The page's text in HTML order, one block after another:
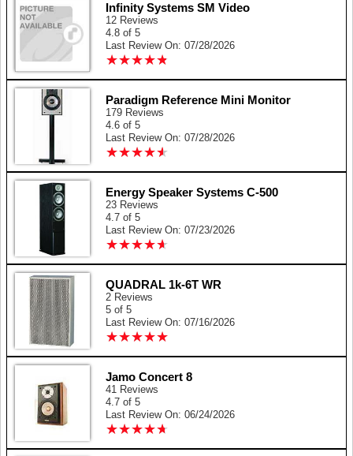
Infinity Systems SM Video
12 Reviews
4.8 of 5
Last Review On: 07/28/2026
★★★★★
★★★★★
Paradigm Reference Mini Monitor
179 Reviews
4.6 of 5
Last Review On: 07/28/2026
★★★★★
★★★★★
Energy Speaker Systems C-500
23 Reviews
4.7 of 5
Last Review On: 07/23/2026
★★★★★
★★★★★
QUADRAL 1k-6T WR
2 Reviews
5 of 5
Last Review On: 07/16/2026
★★★★★
★★★★★
Jamo Concert 8
41 Reviews
4.7 of 5
Last Review On: 06/24/2026
★★★★★
★★★★★